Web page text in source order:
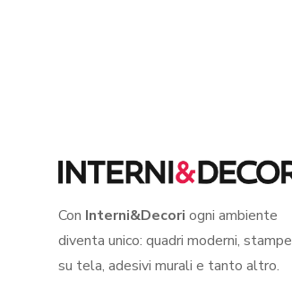
Con Interni&Decori ogni ambiente
diventa unico: quadri moderni, stampe
su tela, adesivi murali e tanto altro.